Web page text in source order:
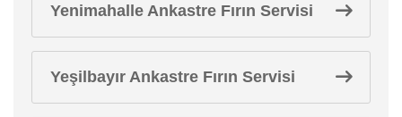
Yenimahalle Ankastre Fırın Servisi
Yeşilbayır Ankastre Fırın Servisi